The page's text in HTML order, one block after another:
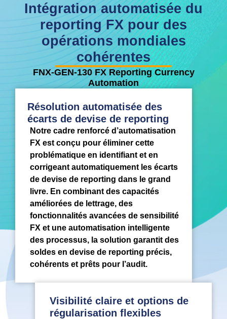
Intégration automatisée du
reporting FX pour des
opérations mondiales
cohérentes
FNX-GEN-130 FX Reporting Currency
Automation
Résolution automatisée des
écarts de devise de reporting
Notre cadre renforcé d’automatisation
FX est conçu pour éliminer cette
problématique en identifiant et en
corrigeant automatiquement les écarts
de devise de reporting dans le grand
livre. En combinant des capacités
améliorées de lettrage, des
fonctionnalités avancées de sensibilité
FX et une automatisation intelligente
des processus, la solution garantit des
soldes en devise de reporting précis,
cohérents et prêts pour l’audit.
Visibilité claire et options de
régularisation flexibles